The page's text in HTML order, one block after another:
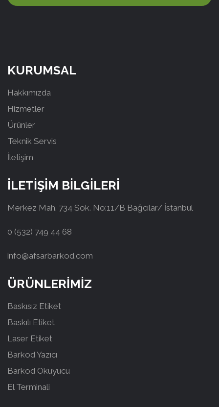
KURUMSAL
Hakkımızda
Hizmetler
Ürünler
Teknik Servis
İletişim
İLETİŞİM BİLGİLERİ
Merkez Mah. 734 Sok. No:11/B Bağcılar/ İstanbul
0 (532) 749 44 68
info@afsarbarkod.com
ÜRÜNLERİMİZ
Baskısız Etiket
Baskılı Etiket
Laser Etiket
Barkod Yazıcı
Barkod Okuyucu
El Terminali